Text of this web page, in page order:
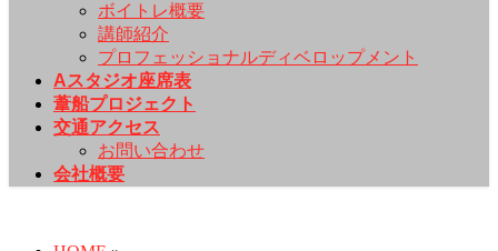
ボイトレ概要
講師紹介
プロフェッショナルディベロップメント
Aスタジオ座席表
葦船プロジェクト
交通アクセス
お問い合わせ
会社概要